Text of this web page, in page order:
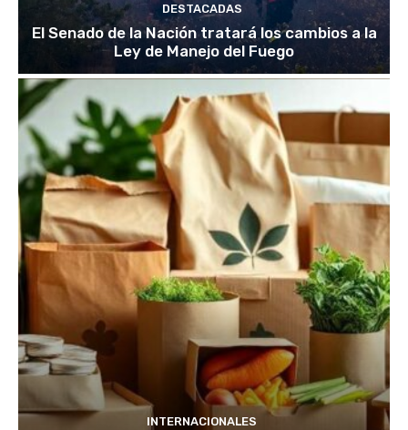
DESTACADAS
El Senado de la Nación tratará los cambios a la
Ley de Manejo del Fuego
INTERNACIONALES